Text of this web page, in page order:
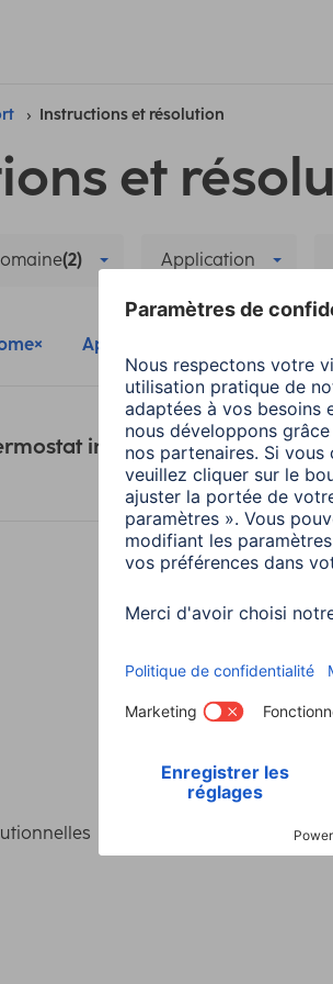
Instructions et résolution
et
(2) Application
Appareil principal et
intelligent : Instructions
Confidentialité et Securité